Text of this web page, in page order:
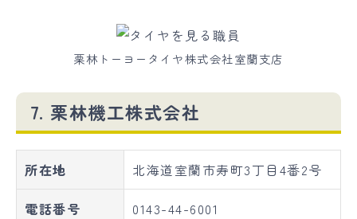
栗林トーヨータイヤ株式会社室蘭支店
7. 栗林機工株式会社
所在地 北海道室蘭市寿町3丁目4番2号
電話番号 0143-44-6001